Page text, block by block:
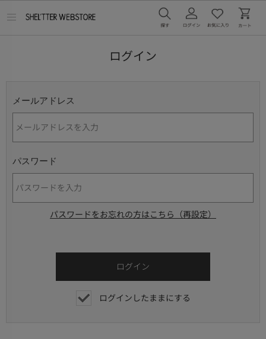
ログイン
メールアドレス
パスワード
パスワードをお忘れの方はこちら（再設定）
ログインしたままにする